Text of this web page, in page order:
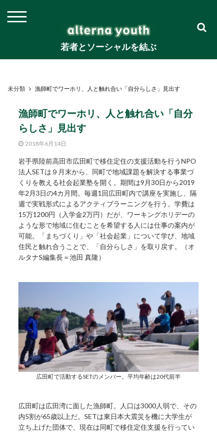
若者とソーシャルを結ぶ
未分類 漁師町でワーホリ、人と触れ合い「自分らしさ」見出す
漁師町でワーホリ、人と触れ合い「自分
らしさ」見出す
2018年6月14日
岩手県陸前高田市広田町で移住定住の支援活動を行うNPO
法人SETは９月末から、同町で地域課題を解決する事業づ
くりを教える社会起業塾を開く。期間は9月30日から2019
年2月3日の4カ月間。毎週1回広田町内で講座を実施し、隔
週で実戦形式によるアクティブラーニングを行う。学費は
15万1200円（入学金2万円）だが、ワーキングホリデーの
ような形で地域に住むことを希望する人には仕事の案内が
可能。「まちづくり」や「社会起業」について学び、地域
住民と触れ合うことで、「自分らしさ」を取り戻す。（オ
ルタナS編集長＝池田 真隆）
広田町で活動するSETのメンバー。平均年齢は20代前半
広田町は広田湾に面した漁師町。人口は3000人弱で、その
内5割が65歳以上だ。SETは東日本大震災を機に大学生が
立ち上げた団体で、現在は同町で移住定住支援を行ってい